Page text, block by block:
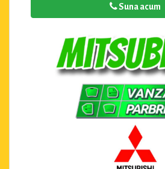
Suna acum